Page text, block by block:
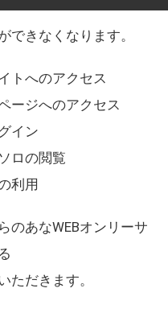
できなくなります。
トへのアクセス
ージへのアクセス
イン
ロの閲覧
利用
のあなWEBオンリーサ
ただきます。